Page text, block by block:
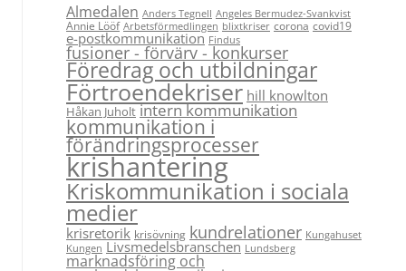
Almedalen Anders Tegnell Angeles Bermudez-Svankvist
Annie Lööf Arbetsförmedlingen blixtkriser corona covid19
e-postkommunikation Findus
fusioner - förvärv - konkurser
Föredrag och utbildningar
Förtroendekriser hill knowlton
Håkan Juholt intern kommunikation
kommunikation i
förändringsprocesser
krishantering
Kriskommunikation i sociala
medier
krisretorik krisövning kundrelationer Kungahuset
Kungen Livsmedelsbranschen Lundsberg
marknadsföring och